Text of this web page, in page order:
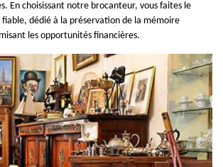
En choisissant notre brocanteur, vous faites le
dédié à la préservation de la mémoire
les opportunités financières.